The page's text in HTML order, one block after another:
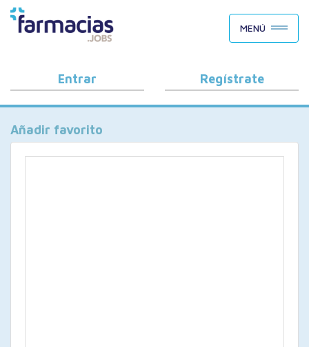
BUSCAR CANDIDATOS
OFERTAS DE EMPLEO
COMO FUNCIONA
PORQUÉ FARMACIAS.JOBS
BLOG
MENÚ
Entrar Regístrate
Añadir favorito